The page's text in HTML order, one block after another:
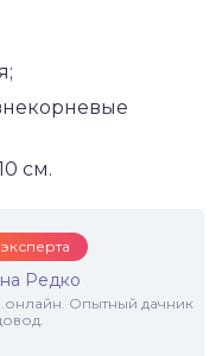
см.
Редко
Опытный дачник